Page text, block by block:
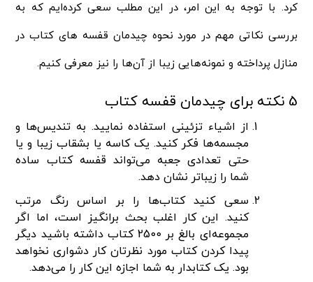
کرد. با توجه به این امر، در این مطلب سعی کرده‌ایم که به
بررسی نکاتی مهم در مورد نحوه چیدمان قفسه‌ های کتاب در
منازل پرداخته و نمونه‌هایی زیبا از آن‌ها را نیز معرفی کنیم.
5 نکته برای چیدمان قفسه کتاب
از اشیاء تزئینی استفاده نمایید. به تندیس‌ها و
مجسمه‌ها فکر کنید. یک کاسه یا بشقاب زیبا و یا
حتی تعدادی جعبه می‌تواند قفسه کتاب ساده
شما را زیباتر نشان دهد.
سعی کنید کتاب‌ها را بر اساس رنگ مرتب
کنید. این کار اغلب بحث برانگیز است، اما اگر
مجموعه‌ای بالغ بر 2500 کتاب داشته باشید دیگر
پیدا کردن کتاب مورد نظرتان کار دشواری نخواهد
بود. یک کتابدار به شما اجازه این کار را می‌دهد.